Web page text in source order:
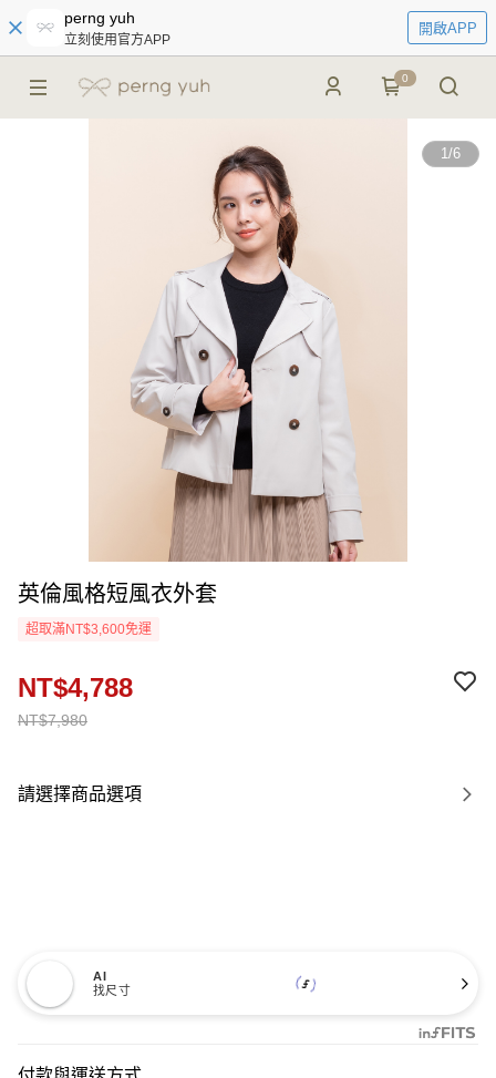
perng yuh
立刻使用官方APP
開啟APP
0
1/6
英倫風格短風衣外套
超取滿NT$3,600免運
NT$7,980
NT$4,788
請選擇商品選項
AI
找尺寸